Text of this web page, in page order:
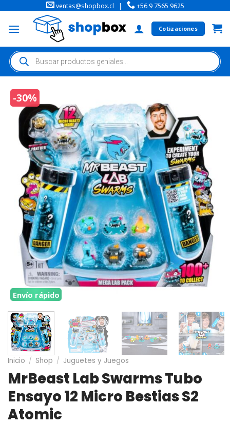
ventas@shopbox.cl | +56 9 7565 9625
Cotizaciones
-30%
Envío rápido
Inicio / Shop / Juguetes y Juegos
MrBeast Lab Swarms Tubo
Ensayo 12 Micro Bestias S2
Atomic